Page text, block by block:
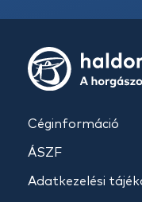
Céginformáció
ÁSZF
Adatkezelési